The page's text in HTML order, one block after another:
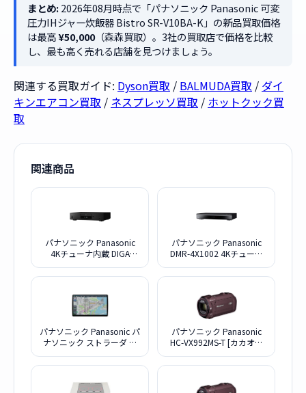
まとめ:2026年08月時点で「パナソニック Panasonic 可変
圧力IHジャー炊飯器 Bistro SR-V10BA-K」の新品買取価格
は最高¥50,000（森森買取）。3社の買取店で価格を比較
し、最も高く売れる店舗を見つけましょう。
関連する買取ガイド: Dyson買取 / BALMUDA買取 / ダイ
キンエアコン買取 / ネスプレッソ買取 / ホットクック買
取
関連商品
パナソニック Panasonic
4Kチューナ内蔵 DIGA
パナソニック Panasonic
DMR-4X1002 4Kチューナ
10TB
パナソニック Panasonic パ
ナソニック ストラーダ カ
F1X10BHD
パナソニック Panasonic
HC-VX992MS-T [カカオブ